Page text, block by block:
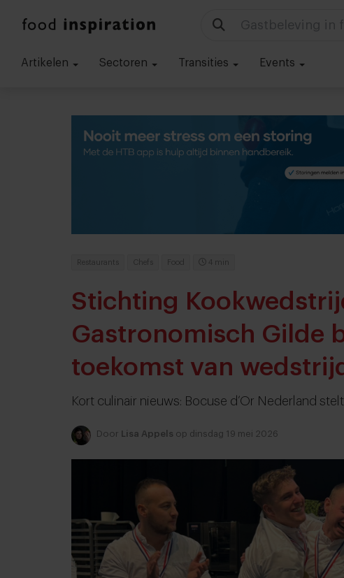
Gastbeleving in
Artikelen Sectoren Transities Events
Restaurants Chefs Food 4 min
Stichting
Gastronomisch Gilde
toekomst van
Kort culinair nieuws: Bocuse d’Or Nederland
Door Lisa Appels op dinsdag 19 mei 2026